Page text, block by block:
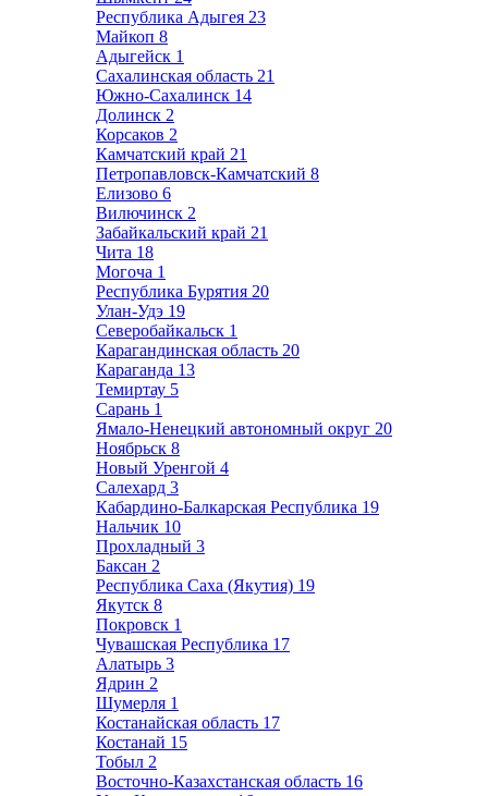
Республика Адыгея 23
Майкоп 8
Адыгейск 1
Сахалинская область 21
Южно-Сахалинск 14
Долинск 2
Корсаков 2
Камчатский край 21
Петропавловск-Камчатский 8
Елизово 6
Вилючинск 2
Забайкальский край 21
Чита 18
Могоча 1
Республика Бурятия 20
Улан-Удэ 19
Северобайкальск 1
Карагандинская область 20
Караганда 13
Темиртау 5
Сарань 1
Ямало-Ненецкий автономный округ 20
Ноябрьск 8
Новый Уренгой 4
Салехард 3
Кабардино-Балкарская Республика 19
Нальчик 10
Прохладный 3
Баксан 2
Республика Саха (Якутия) 19
Якутск 8
Покровск 1
Чувашская Республика 17
Алатырь 3
Ядрин 2
Шумерля 1
Костанайская область 17
Костанай 15
Тобыл 2
Восточно-Казахстанская область 16